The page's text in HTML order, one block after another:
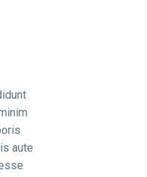
aute